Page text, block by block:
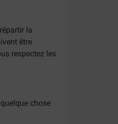
la
être
respectez les
chose